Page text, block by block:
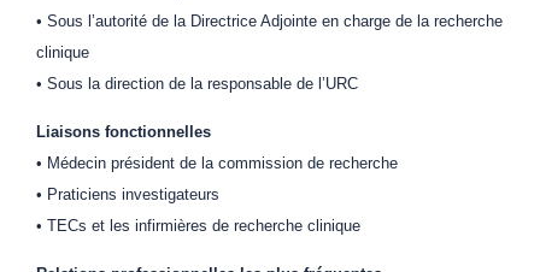
• Sous l’autorité de la Directrice Adjointe en charge de la recherche
clinique
• Sous la direction de la responsable de l’URC
Liaisons fonctionnelles
• Médecin président de la commission de recherche
• Praticiens investigateurs
• TECs et les infirmières de recherche clinique